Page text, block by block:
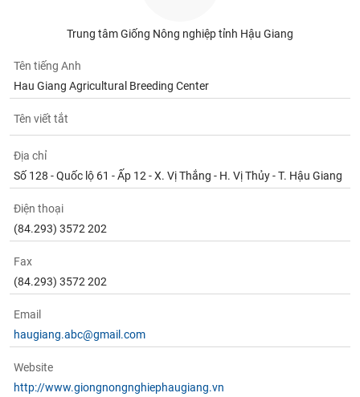
Trung tâm Giống Nông nghiệp tỉnh Hậu Giang
Tên tiếng Anh
Hau Giang Agricultural Breeding Center
Tên viết tắt
Địa chỉ
Số 128 - Quốc lộ 61 - Ấp 12 - X. Vị Thắng - H. Vị Thủy - T. Hậu Giang
Điện thoại
(84.293) 3572 202
Fax
(84.293) 3572 202
Email
haugiang.abc@gmail.com
Website
http://www.giongnongnghiephaugiang.vn
Công
cụ
đầu
tư
Truyền
thông
tài
chính
Dữ
liệu